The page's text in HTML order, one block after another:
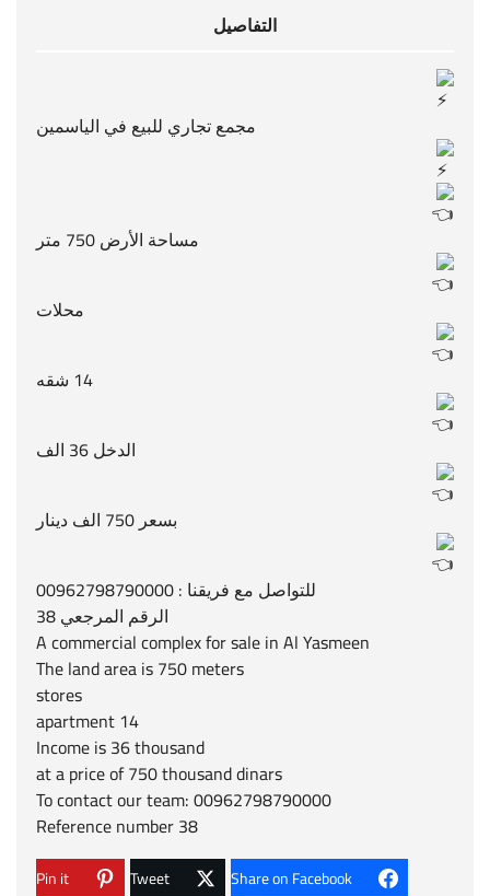
التفاصيل
مجمع تجاري للبيع في الياسمين
مساحة الأرض 750 متر
محلات
14 شقه
الدخل 36 الف
بسعر 750 الف دينار
للتواصل مع فريقنا : 00962798790000
الرقم المرجعي 38
A commercial complex for sale in Al Yasmeen
The land area is 750 meters
stores
14 apartment
Income is 36 thousand
at a price of 750 thousand dinars
To contact our team: 00962798790000
Reference number 38
Share on Facebook
Tweet
Pin it